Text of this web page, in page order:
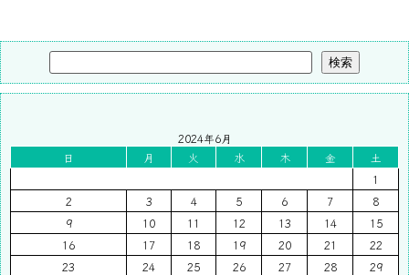
検索
2024年6月
日
月 火 水 木 金
土
1
2
3 4 5 6 7
8
9
10 11 12 13 14
15
16
17 18 19 20 21
22
23
24 25 26 27 28
29